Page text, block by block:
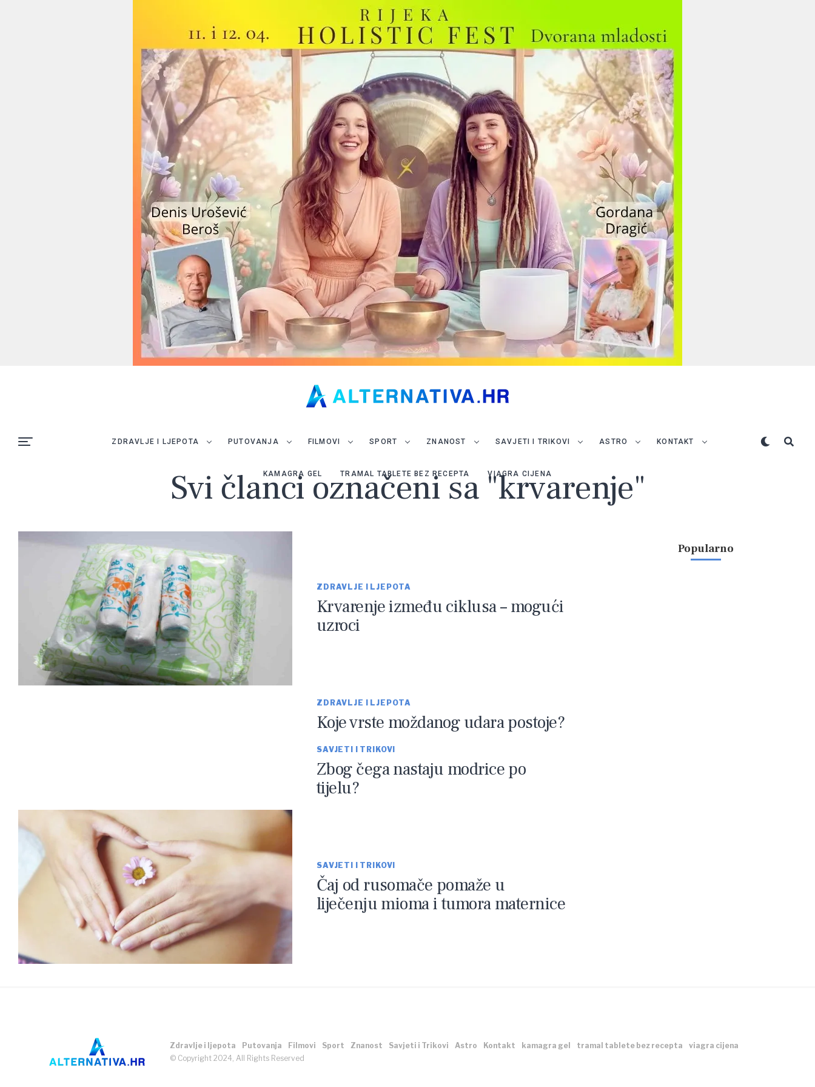
ZDRAVLJE I LJEPOTA PUTOVANJA FILMOVI SPORT ZNANOST SAVJETI I TRIKOVI ASTRO KONTAKT
KAMAGRA GEL TRAMAL TABLETE BEZ RECEPTA VIAGRA CIJENA
Svi članci označeni sa "krvarenje"
ZDRAVLJE I LJEPOTA
Krvarenje između ciklusa – mogući
uzroci
ZDRAVLJE I LJEPOTA
Koje vrste moždanog udara postoje?
SAVJETI I TRIKOVI
Zbog čega nastaju modrice po
tijelu?
SAVJETI I TRIKOVI
Čaj od rusomače pomaže u
liječenju mioma i tumora maternice
Popularno
Zdravlje i ljepota Putovanja Filmovi Sport Znanost Savjeti i Trikovi Astro Kontakt kamagra gel tramal tablete bez recepta
viagra cijena
© Copyright 2024, All Rights Reserved